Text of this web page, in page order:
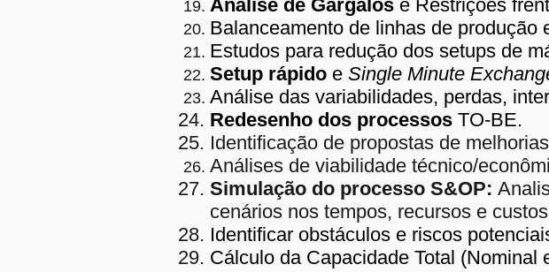
Análise de Gargalos e Restrições
Balanceamento de linhas de produção
Estudos para redução dos setups de
Setup rápido e Single Minute
Análise das variabilidades, perdas,
Redesenho dos processos TO-BE.
Identificação de propostas de melhorias
Análises de viabilidade técnico/
Simulação do processo S&OP:
cenários nos tempos, recursos e
Identificar obstáculos e riscos
Cálculo da Capacidade Total (Nominal